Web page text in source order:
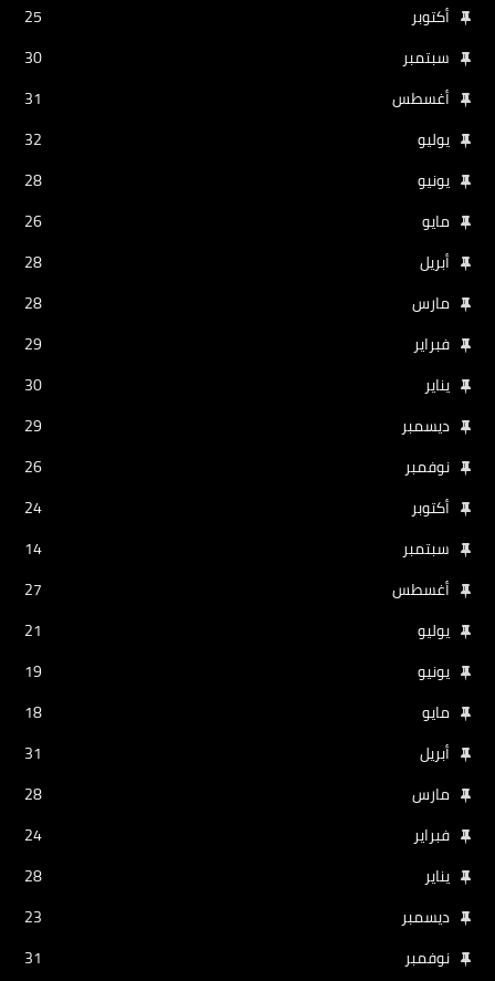
أكتوبر
25
سبتمبر
30
أغسطس
31
يوليو
32
يونيو
28
مايو
26
أبريل
28
مارس
28
فبراير
29
يناير
30
ديسمبر
29
نوفمبر
26
أكتوبر
24
سبتمبر
14
أغسطس
27
يوليو
21
يونيو
19
مايو
18
أبريل
31
مارس
28
فبراير
24
يناير
28
ديسمبر
23
نوفمبر
31